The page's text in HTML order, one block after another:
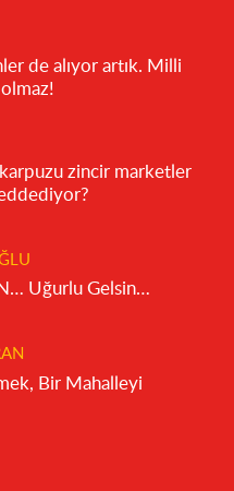
de alıyor artık. Milli
zincir marketler
HAYIRLI OLSUN… Uğurlu Gelsin…
Bir Mahalleyi